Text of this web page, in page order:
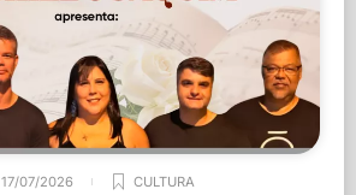
17/07/2026 CULTURA